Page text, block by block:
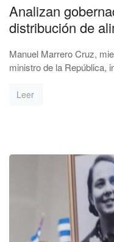
Analizan
distribución de
Manuel Marrero Cruz,
ministro de la República,
Leer